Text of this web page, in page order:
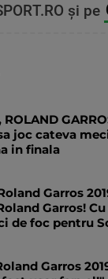
și pe
ROLAND
joc cateva
in finala
Garros
Garros!
de foc pentru
Garros